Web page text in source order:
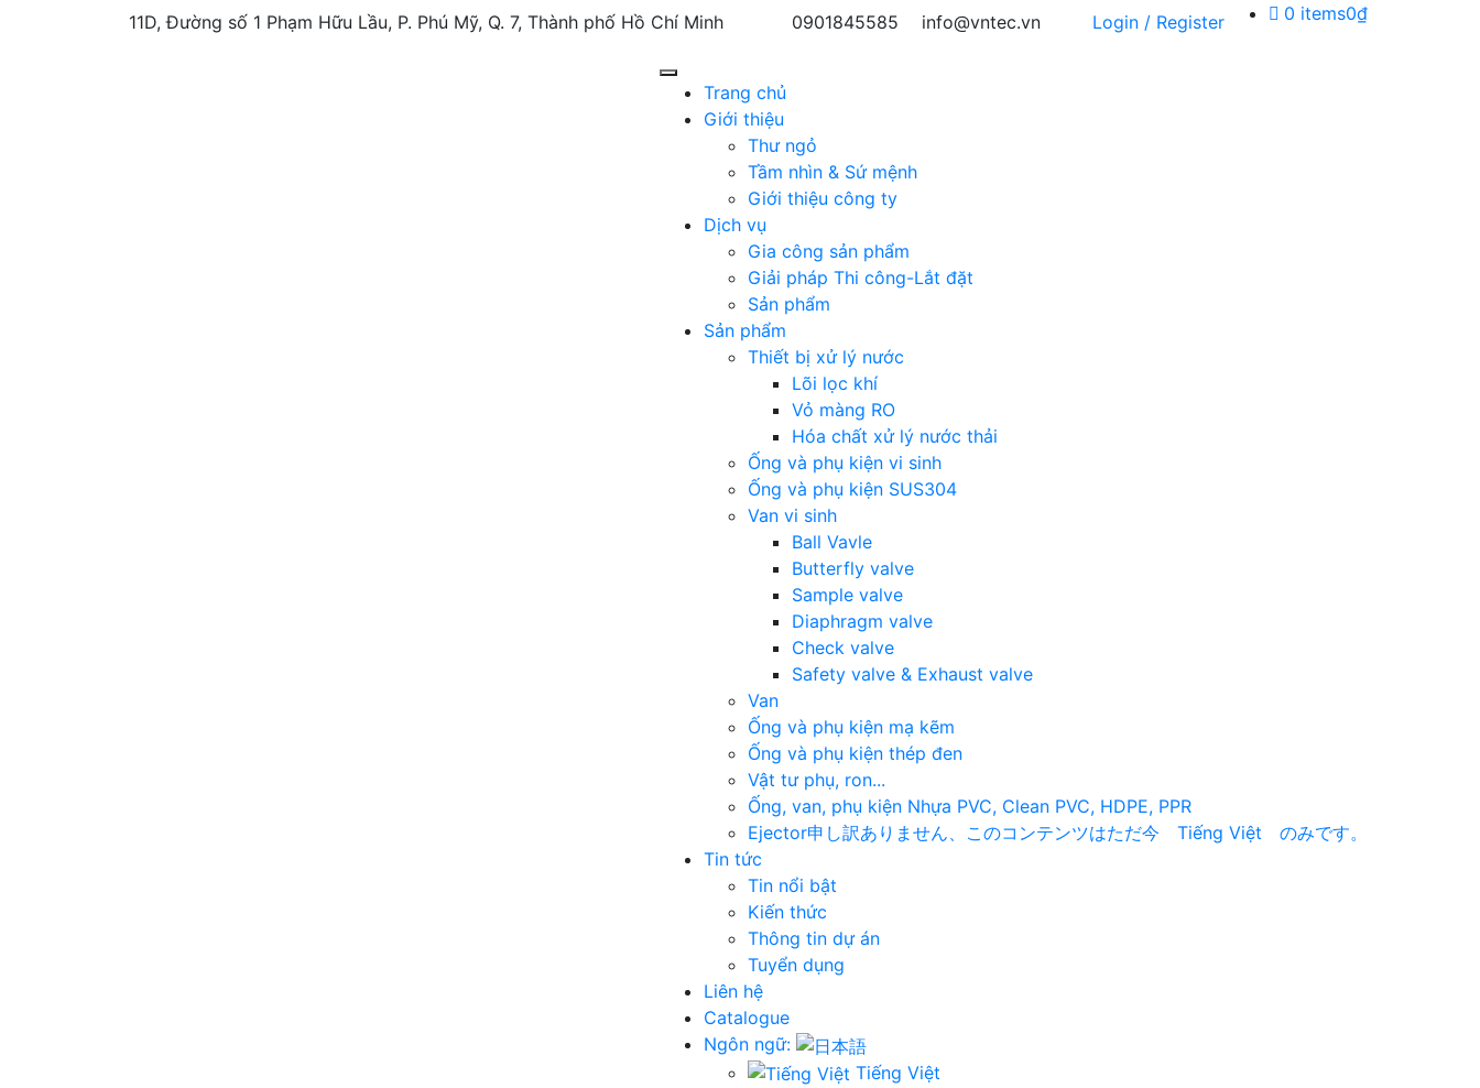
11D, Đường số 1 Phạm Hữu Lầu, P. Phú Mỹ, Q. 7, Thành phố Hồ Chí Minh 0901845585 info@vntec.vn Login / Register 0 items0₫
Trang chủ
Giới thiệu
Thư ngỏ
Tầm nhìn & Sứ mệnh
Giới thiệu công ty
Dịch vụ
Gia công sản phẩm
Giải pháp Thi công-Lắt đặt
Sản phẩm
Sản phẩm
Thiết bị xử lý nước
Lõi lọc khí
Vỏ màng RO
Hóa chất xử lý nước thải
Ống và phụ kiện vi sinh
Ống và phụ kiện SUS304
Van vi sinh
Ball Vavle
Butterfly valve
Sample valve
Diaphragm valve
Check valve
Safety valve & Exhaust valve
Van
Ống và phụ kiện mạ kẽm
Ống và phụ kiện thép đen
Vật tư phụ, ron...
Ống, van, phụ kiện Nhựa PVC, Clean PVC, HDPE, PPR
Ejector申し訳ありません、このコンテンツはただ今 Tiếng Việt のみです。
Tin tức
Tin nổi bật
Kiến thức
Thông tin dự án
Tuyển dụng
Liên hệ
Catalogue
Ngôn ngữ:
Tiếng Việt